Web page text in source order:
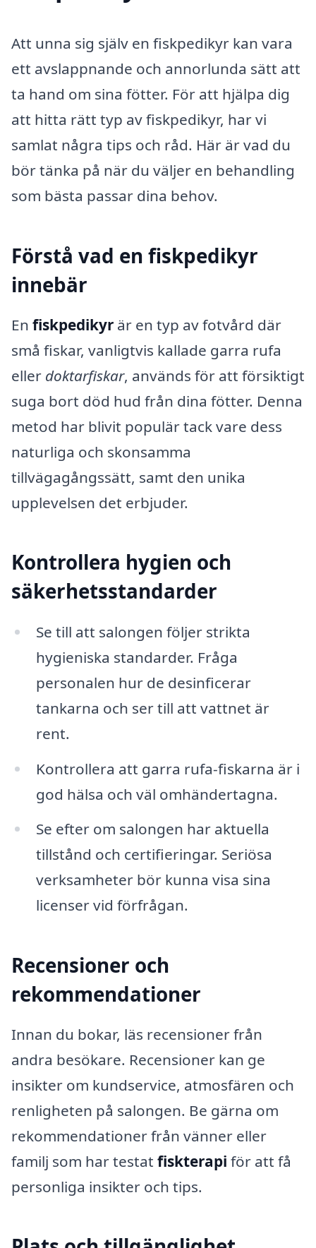
Att unna sig själv en fiskpedikyr kan vara
ett avslappnande och annorlunda sätt att
ta hand om sina fötter. För att hjälpa dig
att hitta rätt typ av fiskpedikyr, har vi
samlat några tips och råd. Här är vad du
bör tänka på när du väljer en behandling
som bästa passar dina behov.
Förstå vad en fiskpedikyr
innebär
En fiskpedikyr är en typ av fotvård där
små fiskar, vanligtvis kallade garra rufa
eller doktarfiskar, används för att försiktigt
suga bort död hud från dina fötter. Denna
metod har blivit populär tack vare dess
naturliga och skonsamma
tillvägagångssätt, samt den unika
upplevelsen det erbjuder.
Kontrollera hygien och
säkerhetsstandarder
Se till att salongen följer strikta
hygieniska standarder. Fråga
personalen hur de desinficerar
tankarna och ser till att vattnet är
rent.
Kontrollera att garra rufa-fiskarna är i
god hälsa och väl omhändertagna.
Se efter om salongen har aktuella
tillstånd och certifieringar. Seriösa
verksamheter bör kunna visa sina
licenser vid förfrågan.
Recensioner och
rekommendationer
Innan du bokar, läs recensioner från
andra besökare. Recensioner kan ge
insikter om kundservice, atmosfären och
renligheten på salongen. Be gärna om
rekommendationer från vänner eller
familj som har testat fiskterapi för att få
personliga insikter och tips.